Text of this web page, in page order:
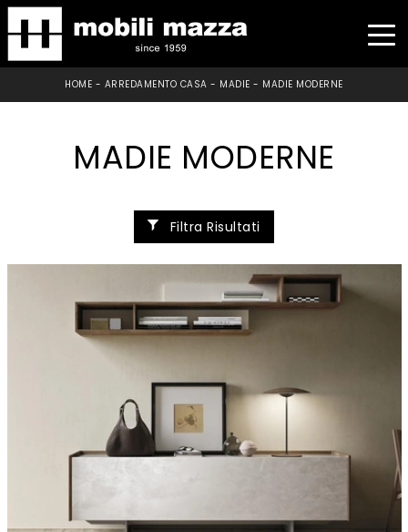
HOME - ARREDAMENTO CASA - MADIE - MADIE MODERNE
MADIE MODERNE
Filtra Risultati